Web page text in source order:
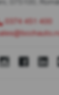
0374 451 400